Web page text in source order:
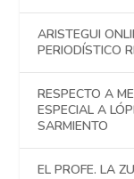
ARISTEGUI
PERIODÍSTICO
RESPECTO A
ESPECIAL A
SARMIENTO
EL PROFE. LA